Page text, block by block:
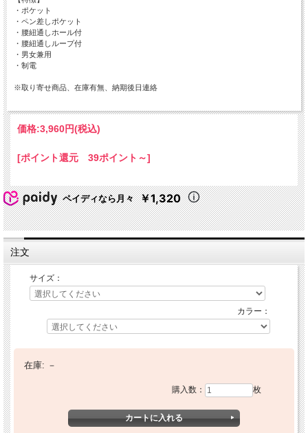
・ポケット
・ペン差しポケット
・腰紐通しホール付
・腰紐通しループ付
・男女兼用
・制電
※取り寄せ商品、在庫有無、納期後日連絡
価格:3,960円(税込)
[ポイント還元 39ポイント～]
ペイディなら月々 ￥1,320
注文
サイズ：
カラー：
在庫: －
購入数： 枚